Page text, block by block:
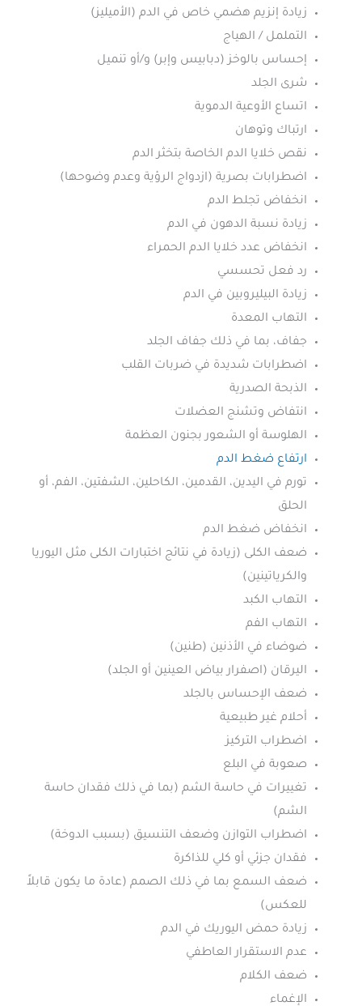
زيادة إنزيم هضمي خاص في الدم (الأميليز)
التململ / الهياج
إحساس بالوخز (دبابيس وإبر) و/أو تنميل
شرى الجلد
اتساع الأوعية الدموية
ارتباك وتوهان
نقص خلايا الدم الخاصة بتخثر الدم
اضطرابات بصرية (ازدواج الرؤية وعدم وضوحها)
انخفاض تجلط الدم
زيادة نسبة الدهون في الدم
انخفاض عدد خلايا الدم الحمراء
رد فعل تحسسي
زيادة البيليروبين في الدم
التهاب المعدة
جفاف، بما في ذلك جفاف الجلد
اضطرابات شديدة في ضربات القلب
الذبحة الصدرية
انتفاض وتشنج العضلات
الهلوسة أو الشعور بجنون العظمة
ارتفاع ضغط الدم
تورم في اليدين، القدمين، الكاحلين، الشفتين، الفم، أو
الحلق
انخفاض ضغط الدم
ضعف الكلى (زيادة في نتائج اختبارات الكلى مثل اليوريا
والكرياتينين)
التهاب الكبد
التهاب الفم
ضوضاء في الأذنين (طنين)
اليرقان (اصفرار بياض العينين أو الجلد)
ضعف الإحساس بالجلد
أحلام غير طبيعية
اضطراب التركيز
صعوبة في البلع
تغييرات في حاسة الشم (بما في ذلك فقدان حاسة
الشم)
اضطراب التوازن وضعف التنسيق (بسبب الدوخة)
فقدان جزئي أو كلي للذاكرة
ضعف السمع بما في ذلك الصمم (عادة ما يكون قابلاً
للعكس)
زيادة حمض اليوريك في الدم
عدم الاستقرار العاطفي
ضعف الكلام
الإغماء